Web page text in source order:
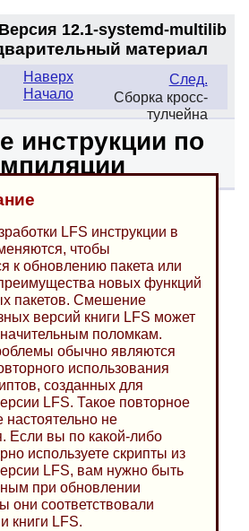
12.1-systemd-multilib
материал
След.
Сборка кросс-
тулчейна
Наверх
Начало
инструкции по
LFS инструкции в
чтобы
к обновлению пакета или
новых функций
пакетов. Смешение
версий книги LFS может
поломкам.
обычно являются
использования
созданных для
LFS. Такое повторное
настоятельно не
Если вы по какой-либо
используете скрипты из
LFS, вам нужно быть
при обновлении
они соответствовали
книги LFS.